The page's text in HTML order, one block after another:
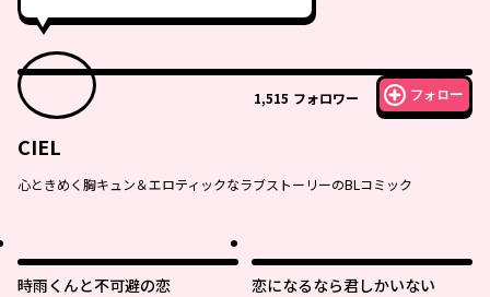
1,515 フォロワー フォロー
CIEL
心ときめく胸キュン＆エロティックなラブストーリーのBLコミック
時雨くんと不可避の恋 恋になるなら君しかいない